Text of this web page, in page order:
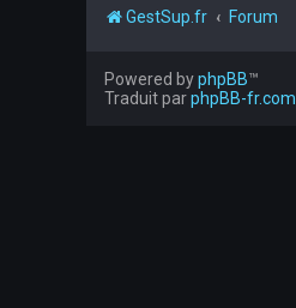
GestSup.fr Forum
Powered byphpBB™
Traduit parphpBB-fr.com